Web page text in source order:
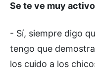
Se te ve muy
- Sí, siempre digo
tengo que
los cuido a los